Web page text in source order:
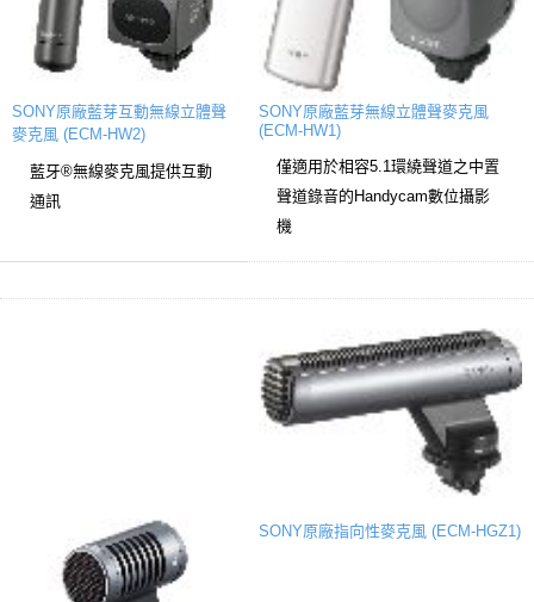
SONY原廠藍芽互動無線立體聲
麥克風 (ECM-HW2)
藍牙®無線麥克風提供互動
通訊
SONY原廠藍芽無線立體聲麥克風
(ECM-HW1)
僅適用於相容5.1環繞聲道之中置
聲道錄音的Handycam數位攝影
機
SONY原廠指向性麥克風 (ECM-HGZ1)